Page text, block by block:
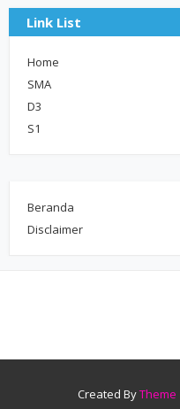
Link List
Home
SMA
D3
S1
Beranda
Disclaimer
Created ByTheme